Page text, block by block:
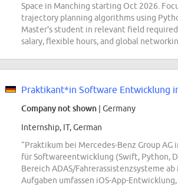
Space in Manching starting Oct 2026.
trajectory planning algorithms using
Master's student in relevant field
salary, flexible hours, and global
Company not shown | Germany
Internship, IT, German
“Praktikum bei Mercedes-Benz Group AG
für Softwareentwicklung (Swift, Python,
Bereich ADAS/Fahrerassistenzsysteme ab
Aufgaben umfassen iOS-App-